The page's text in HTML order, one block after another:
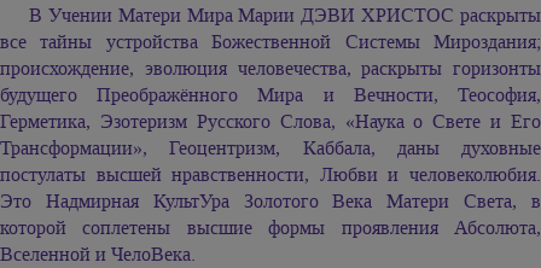
В Учении Матери МираМарии ДЭВИ ХРИСТОС раскрыты
все тайны устройства Божественной Системы Мироздания;
происхождение, эволюция человечества, раскрыты горизонты
будущего Преображённого Мира и Вечности, Теософия,
Герметика, Эзотеризм Русского Слова, «Наука о Свете и Его
Трансформации», Геоцентризм, Каббала, даны духовные
постулаты высшей нравственности, Любви и человеколюбия.
Это Надмирная КультУра Золотого Века Матери Света, в
которой соплетены высшие формы проявления Абсолюта,
Вселенной и ЧелоВека.